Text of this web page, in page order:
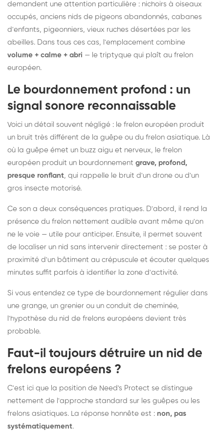
demandent une attention particulière : nichoirs à oiseaux
occupés, anciens nids de pigeons abandonnés, cabanes
d'enfants, pigeonniers, vieux ruches désertées par les
abeilles. Dans tous ces cas, l'emplacement combine
volume + calme + abri — le triptyque qui plaît au frelon
européen.
Le bourdonnement profond : un
signal sonore reconnaissable
Voici un détail souvent négligé : le frelon européen produit
un bruit très différent de la guêpe ou du frelon asiatique. Là
où la guêpe émet un buzz aigu et nerveux, le frelon
européen produit un bourdonnement grave, profond,
presque ronflant, qui rappelle le bruit d'un drone ou d'un
gros insecte motorisé.
Ce son a deux conséquences pratiques. D'abord, il rend la
présence du frelon nettement audible avant même qu'on
ne le voie — utile pour anticiper. Ensuite, il permet souvent
de localiser un nid sans intervenir directement : se poster à
proximité d'un bâtiment au crépuscule et écouter quelques
minutes suffit parfois à identifier la zone d'activité.
Si vous entendez ce type de bourdonnement régulier dans
une grange, un grenier ou un conduit de cheminée,
l'hypothèse du nid de frelons européens devient très
probable.
Faut-il toujours détruire un nid de
frelons européens ?
C'est ici que la position de Need's Protect se distingue
nettement de l'approche standard sur les guêpes ou les
frelons asiatiques. La réponse honnête est : non, pas
systématiquement.